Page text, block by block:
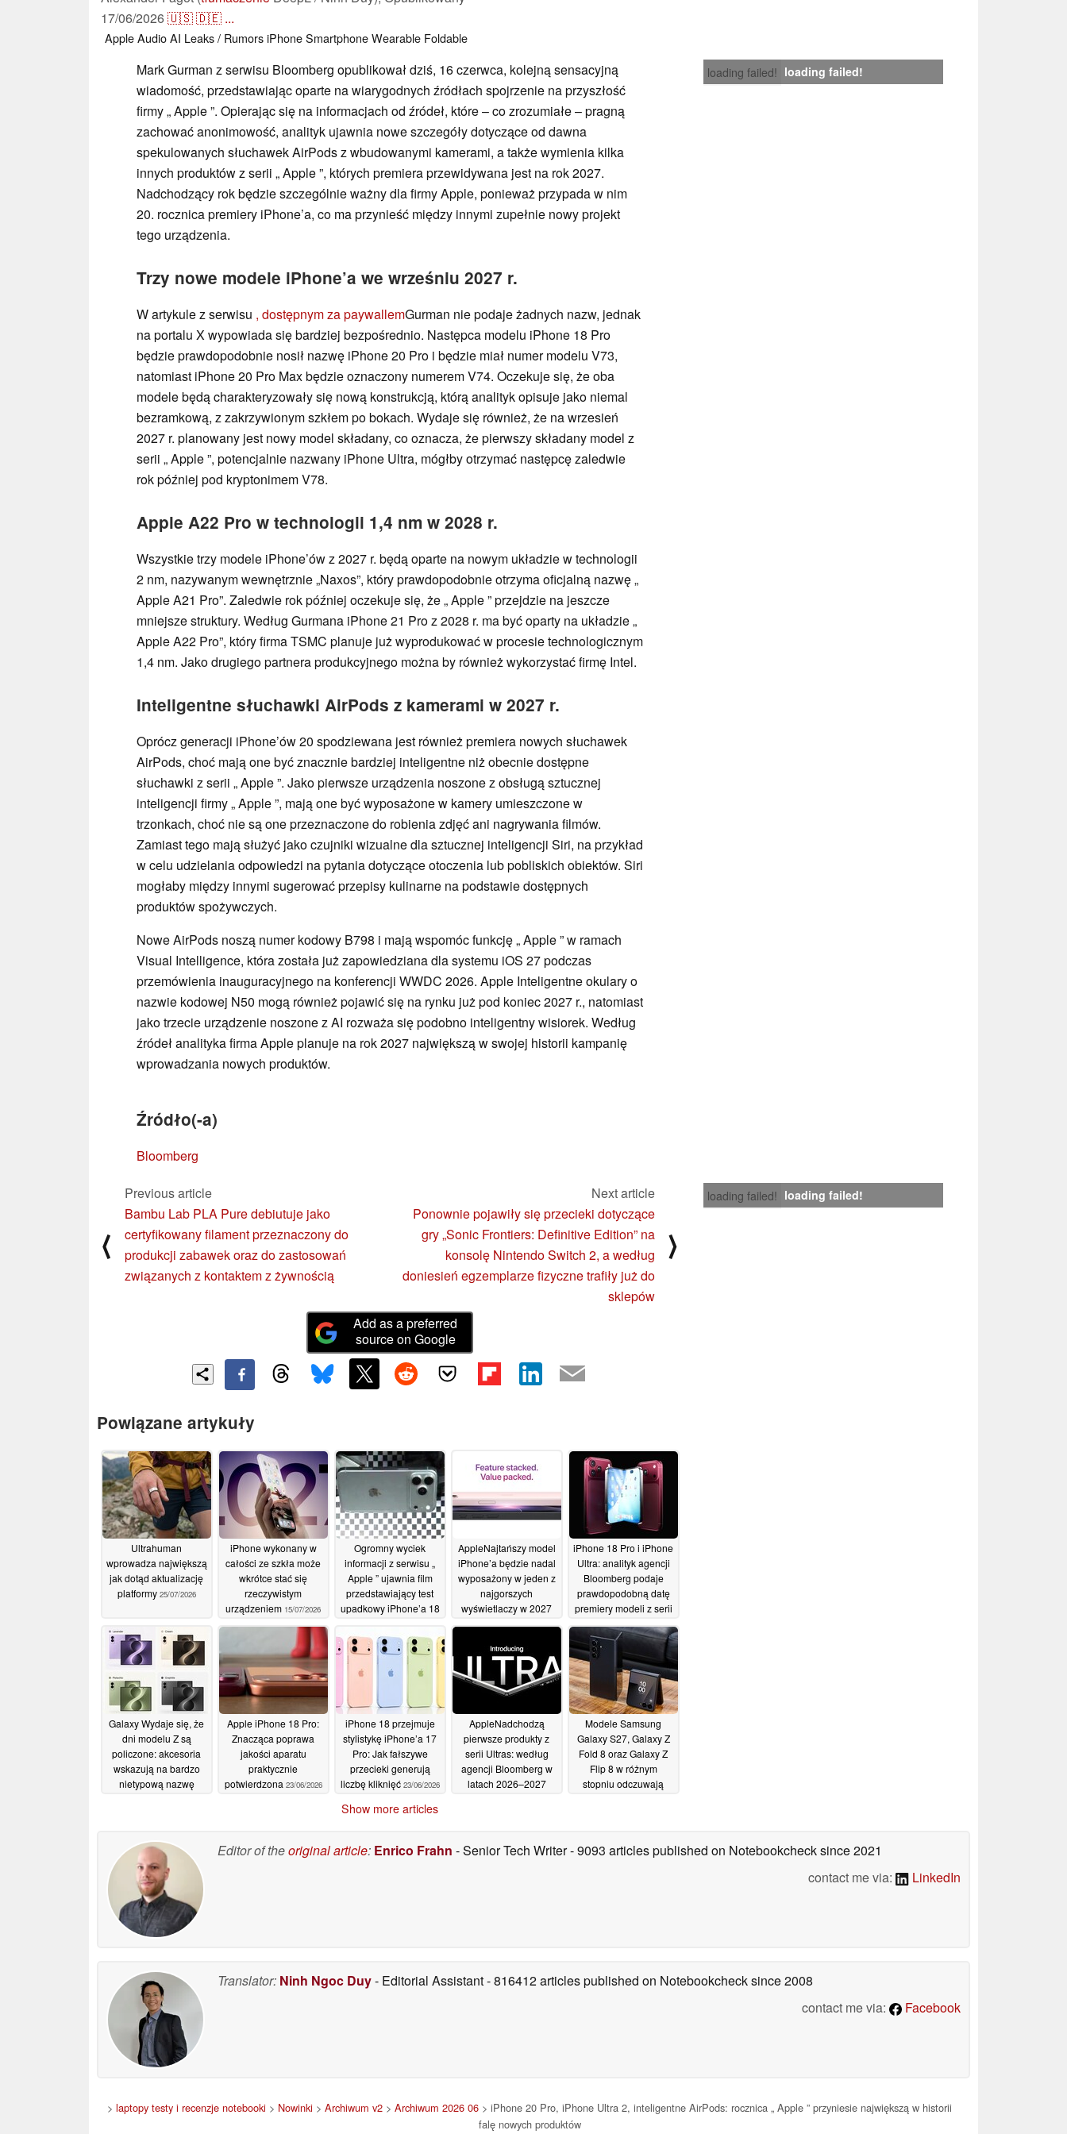
17/06/2026🇺🇸🇩🇪 ...
AppleAudioAI Leaks / RumorsiPhoneSmartphoneWearable Foldable
loading failed! loading failed!
Mark Gurman z serwisu Bloomberg opublikował dziś, 16 czerwca, kolejną sensacyjną
wiadomość, przedstawiając oparte na wiarygodnych źródłach spojrzenie na przyszłość
firmy „ Apple ”. Opierając się na informacjach od źródeł, które – co zrozumiałe – pragną
zachować anonimowość, analityk ujawnia nowe szczegóły dotyczące od dawna
spekulowanych słuchawek AirPods z wbudowanymi kamerami, a także wymienia kilka
innych produktów z serii „ Apple ”, których premiera przewidywana jest na rok 2027.
Nadchodzący rok będzie szczególnie ważny dla firmy Apple, ponieważ przypada w nim
20. rocznica premiery iPhone’a, co ma przynieść między innymi zupełnie nowy projekt
tego urządzenia.
Trzy nowe modele iPhone’a we wrześniu 2027 r.
W artykule z serwisu , dostępnym za paywallemGurman nie podaje żadnych nazw, jednak
na portalu X wypowiada się bardziej bezpośrednio. Następca modelu iPhone 18 Pro
będzie prawdopodobnie nosił nazwę iPhone 20 Pro i będzie miał numer modelu V73,
natomiast iPhone 20 Pro Max będzie oznaczony numerem V74. Oczekuje się, że oba
modele będą charakteryzowały się nową konstrukcją, którą analityk opisuje jako niemal
bezramkową, z zakrzywionym szkłem po bokach. Wydaje się również, że na wrzesień
2027 r. planowany jest nowy model składany, co oznacza, że pierwszy składany model z
serii „ Apple ”, potencjalnie nazwany iPhone Ultra, mógłby otrzymać następcę zaledwie
rok później pod kryptonimem V78.
Apple A22 Pro w technologii 1,4 nm w 2028 r.
Wszystkie trzy modele iPhone’ów z 2027 r. będą oparte na nowym układzie w technologii
2 nm, nazywanym wewnętrznie „Naxos”, który prawdopodobnie otrzyma oficjalną nazwę „
Apple A21 Pro”. Zaledwie rok później oczekuje się, że „ Apple ” przejdzie na jeszcze
mniejsze struktury. Według Gurmana iPhone 21 Pro z 2028 r. ma być oparty na układzie „
Apple A22 Pro”, który firma TSMC planuje już wyprodukować w procesie technologicznym
1,4 nm. Jako drugiego partnera produkcyjnego można by również wykorzystać firmę Intel.
Inteligentne słuchawki AirPods z kamerami w 2027 r.
Oprócz generacji iPhone’ów 20 spodziewana jest również premiera nowych słuchawek
AirPods, choć mają one być znacznie bardziej inteligentne niż obecnie dostępne
słuchawki z serii „ Apple ”. Jako pierwsze urządzenia noszone z obsługą sztucznej
inteligencji firmy „ Apple ”, mają one być wyposażone w kamery umieszczone w
trzonkach, choć nie są one przeznaczone do robienia zdjęć ani nagrywania filmów.
Zamiast tego mają służyć jako czujniki wizualne dla sztucznej inteligencji Siri, na przykład
w celu udzielania odpowiedzi na pytania dotyczące otoczenia lub pobliskich obiektów. Siri
mogłaby między innymi sugerować przepisy kulinarne na podstawie dostępnych
produktów spożywczych.
Nowe AirPods noszą numer kodowy B798 i mają wspomóc funkcję „ Apple ” w ramach
Visual Intelligence, która została już zapowiedziana dla systemu iOS 27 podczas
przemówienia inauguracyjnego na konferencji WWDC 2026. Apple Inteligentne okulary o
nazwie kodowej N50 mogą również pojawić się na rynku już pod koniec 2027 r., natomiast
jako trzecie urządzenie noszone z AI rozważa się podobno inteligentny wisiorek. Według
źródeł analityka firma Apple planuje na rok 2027 największą w swojej historii kampanię
wprowadzania nowych produktów.
Źródło(-a)
Bloomberg
loading failed! loading failed!
⟨
Previous article
Bambu Lab PLA Pure debiutuje jako
certyfikowany filament przeznaczony do
produkcji zabawek oraz do zastosowań
związanych z kontaktem z żywnością
Next article
Ponownie pojawiły się przecieki dotyczące
gry „Sonic Frontiers: Definitive Edition” na
konsolę Nintendo Switch 2, a według
doniesień egzemplarze fizyczne trafiły już do
sklepów
⟩
Add as a preferred
source on Google
Powiązane artykuły
Ultrahuman
wprowadza największą
jak dotąd aktualizację
platformy 25/07/2026
iPhone wykonany w
całości ze szkła może
wkrótce stać się
rzeczywistym
urządzeniem 15/07/2026
Ogromny wyciek
informacji z serwisu „
Apple ” ujawnia film
przedstawiający test
upadkowy iPhone’a 18
Dynamic Island i nie
tylko30/06/2026
AppleNajtańszy model
iPhone’a będzie nadal
wyposażony w jeden z
najgorszych
wyświetlaczy w 2027
modeli od iPhone’a 18
do iPhone’a Air 2
29/06/2026
iPhone 18 Pro i iPhone
Ultra: analityk agencji
Bloomberg podaje
prawdopodobną datę
premiery modeli z serii
29/06/2026
Galaxy Wydaje się, że
dni modelu Z są
policzone: akcesoria
wskazują na bardzo
nietypową nazwę
Apple iPhone 18 Pro:
Znacząca poprawa
jakości aparatu
praktycznie
potwierdzona 23/06/2026
iPhone 18 przejmuje
stylistykę iPhone’a 17
Pro: Jak fałszywe
przecieki generują
liczbę kliknięć 23/06/2026
AppleNadchodzą
pierwsze produkty z
serii Ultras: według
agencji Bloomberg w
latach 2026–2027
Modele Samsung
Galaxy S27, Galaxy Z
Fold 8 oraz Galaxy Z
Flip 8 w różnym
stopniu odczuwają
Show more articles
Editor of theoriginal article: Enrico Frahn - Senior Tech Writer- 9093 articles published on Notebookchecksince 2021
contact me via:
LinkedIn
Translator: Ninh Ngoc Duy- Editorial Assistant- 816412 articles published on Notebookchecksince 2008
contact me via:
Facebook
> laptopy testy i recenzje notebooki > Nowinki > Archiwum v2 > Archiwum 2026 06 > iPhone 20 Pro, iPhone Ultra 2, inteligentne AirPods: rocznica „ Apple ” przyniesie największą w historii
falę nowych produktów